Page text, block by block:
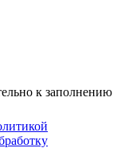
к заполнению